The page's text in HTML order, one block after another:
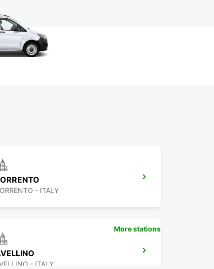
- ITALY
- ITALY
More stations